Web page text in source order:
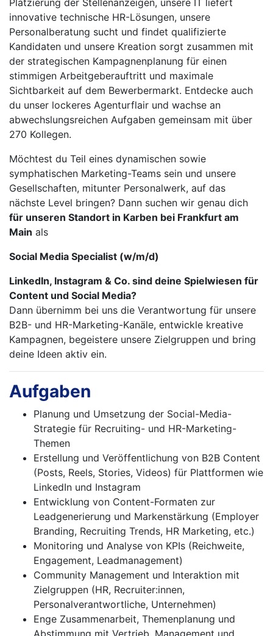
Platzierung der Stellenanzeigen, unsere IT liefert
innovative technische HR-Lösungen, unsere
Personalberatung sucht und findet qualifizierte
Kandidaten und unsere Kreation sorgt zusammen mit
der strategischen Kampagnenplanung für einen
stimmigen Arbeitgeberauftritt und maximale
Sichtbarkeit auf dem Bewerbermarkt. Entdecke auch
du unser lockeres Agenturflair und wachse an
abwechslungsreichen Aufgaben gemeinsam mit über
270 Kollegen.
Möchtest du Teil eines dynamischen sowie
symphatischen Marketing-Teams sein und unsere
Gesellschaften, mitunter Personalwerk, auf das
nächste Level bringen? Dann suchen wir genau dich
für unseren Standort in Karben bei Frankfurt am
Main als
Social Media Specialist (w/m/d)
LinkedIn, Instagram & Co. sind deine Spielwiesen für
Content und Social Media?
Dann übernimm bei uns die Verantwortung für unsere
B2B- und HR-Marketing-Kanäle, entwickle kreative
Kampagnen, begeistere unsere Zielgruppen und bring
deine Ideen aktiv ein.
Aufgaben
Planung und Umsetzung der Social-Media-
Strategie für Recruiting- und HR-Marketing-
Themen
Erstellung und Veröffentlichung von B2B Content
(Posts, Reels, Stories, Videos) für Plattformen wie
LinkedIn und Instagram
Entwicklung von Content-Formaten zur
Leadgenerierung und Markenstärkung (Employer
Branding, Recruiting Trends, HR Marketing, etc.)
Monitoring und Analyse von KPIs (Reichweite,
Engagement, Leadmanagement)
Community Management und Interaktion mit
Zielgruppen (HR, Recruiter:innen,
Personalverantwortliche, Unternehmen)
Enge Zusammenarbeit, Themenplanung und